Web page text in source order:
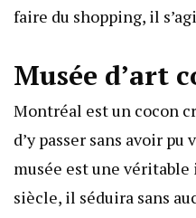
faire du shopping, il
Musée d’art
Montréal est un cocon
d’y passer sans avoir
musée est une
siècle, il séduira sans